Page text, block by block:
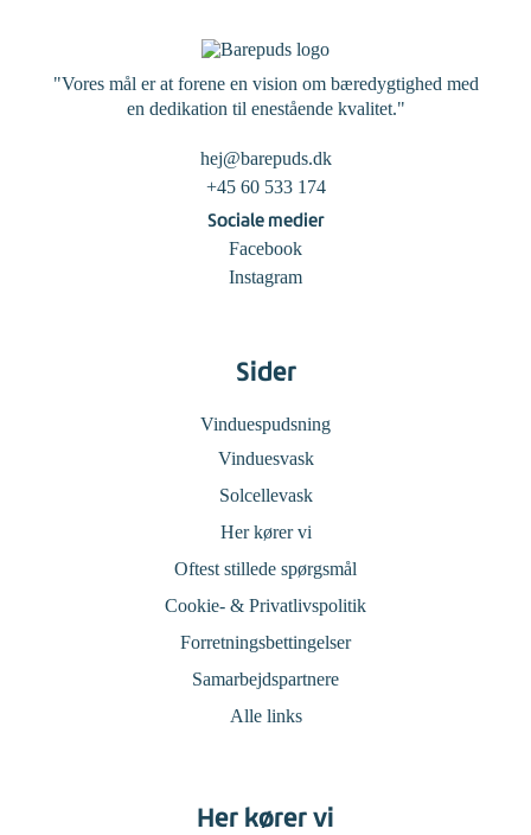
"Vores mål er at forene en vision om bæredygtighed med
en dedikation til enestående kvalitet."
hej@barepuds.dk
+45 60 533 174
Sociale medier
Facebook
Instagram
Sider
Vinduespudsning
Vinduesvask
Solcellevask
Her kører vi
Oftest stillede spørgsmål
Cookie- & Privatlivspolitik
Forretningsbettingelser
Samarbejdspartnere
Alle links
Her kører vi